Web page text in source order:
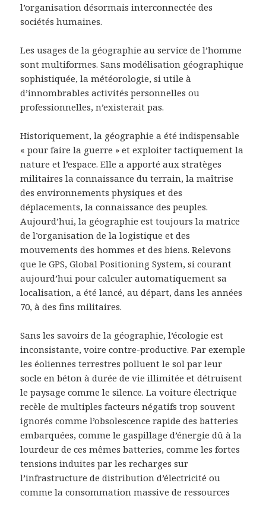
l’organisation désormais interconnectée des
sociétés humaines.
Les usages de la géographie au service de l’homme
sont multiformes. Sans modélisation géographique
sophistiquée, la météorologie, si utile à
d’innombrables activités personnelles ou
professionnelles, n’existerait pas.
Historiquement, la géographie a été indispensable
« pour faire la guerre » et exploiter tactiquement la
nature et l’espace. Elle a apporté aux stratèges
militaires la connaissance du terrain, la maîtrise
des environnements physiques et des
déplacements, la connaissance des peuples.
Aujourd’hui, la géographie est toujours la matrice
de l’organisation de la logistique et des
mouvements des hommes et des biens. Relevons
que le GPS, Global Positioning System, si courant
aujourd’hui pour calculer automatiquement sa
localisation, a été lancé, au départ, dans les années
70, à des fins militaires.
Sans les savoirs de la géographie, l’écologie est
inconsistante, voire contre-productive. Par exemple
les éoliennes terrestres polluent le sol par leur
socle en béton à durée de vie illimitée et détruisent
le paysage comme le silence. La voiture électrique
recèle de multiples facteurs négatifs trop souvent
ignorés comme l’obsolescence rapide des batteries
embarquées, comme le gaspillage d’énergie dû à la
lourdeur de ces mêmes batteries, comme les fortes
tensions induites par les recharges sur
l’infrastructure de distribution d’électricité ou
comme la consommation massive de ressources